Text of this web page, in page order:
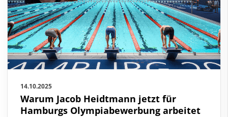
14.10.2025
Warum Jacob Heidtmann jetzt für
Hamburgs Olympiabewerbung arbeitet